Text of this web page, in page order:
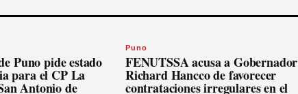
Puno pide estado
para el CP La
Antonio de
Puno
FENUTSSA acusa a Gobernador
Richard Hancco de favorecer
contrataciones irregulares en el